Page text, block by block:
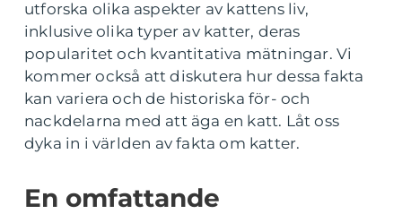
utforska olika aspekter av kattens liv,
inklusive olika typer av katter, deras
popularitet och kvantitativa mätningar. Vi
kommer också att diskutera hur dessa fakta
kan variera och de historiska för- och
nackdelarna med att äga en katt. Låt oss
dyka in i världen av fakta om katter.
En omfattande